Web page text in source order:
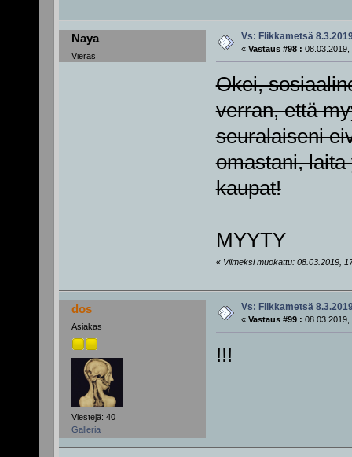
Naya
Vieras
Vs: Flikkametsä
« Vastaus #98 : 08.03.2019,
Okei,
verran, että
seuralaiseni
omastani,
kaupat!
MYYTY
« Viimeksi muokattu: 08.03.2019,
dos
Asiakas
Viestejä: 40
Galleria
Vs: Flikkametsä
« Vastaus #99 : 08.03.2019,
!!!